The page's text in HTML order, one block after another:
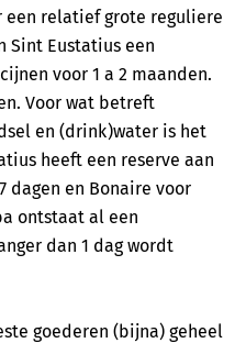
een relatief grote reguliere
Sint Eustatius een
voor 1 a 2 maanden.
Voor wat betreft
en (drink)water is het
heeft een reserve aan
dagen en Bonaire voor
ontstaat al een
dan 1 dag wordt
goederen (bijna) geheel